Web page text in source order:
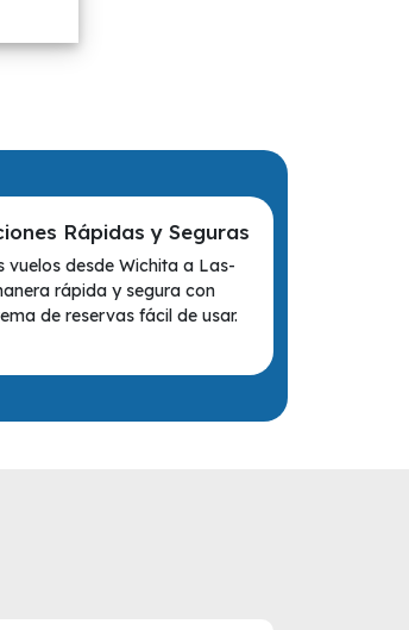
Rápidas y Seguras
vuelos desde Wichita a Las-
rápida y segura con
de reservas fácil de usar.